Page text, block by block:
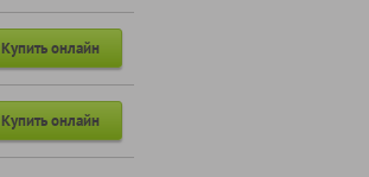
Купить онлайн
Купить онлайн